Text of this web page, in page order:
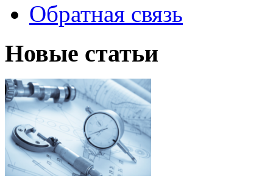
Обратная связь
Новые статьи